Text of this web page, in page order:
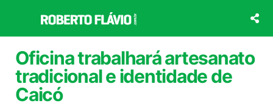
o
conteúdo
Oficina trabalhará artesanato
tradicional e identidade de
Caicó